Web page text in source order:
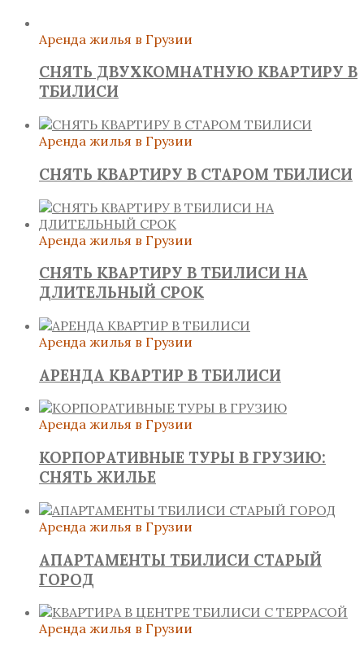
Аренда жилья в Грузии
СНЯТЬ ДВУХКОМНАТНУЮ КВАРТИРУ В
ТБИЛИСИ
Аренда жилья в Грузии
СНЯТЬ КВАРТИРУ В СТАРОМ ТБИЛИСИ
Аренда жилья в Грузии
СНЯТЬ КВАРТИРУ В ТБИЛИСИ НА
ДЛИТЕЛЬНЫЙ СРОК
Аренда жилья в Грузии
АРЕНДА КВАРТИР В ТБИЛИСИ
Аренда жилья в Грузии
КОРПОРАТИВНЫЕ ТУРЫ В ГРУЗИЮ:
СНЯТЬ ЖИЛЬЕ
Аренда жилья в Грузии
АПАРТАМЕНТЫ ТБИЛИСИ СТАРЫЙ
ГОРОД
Аренда жилья в Грузии